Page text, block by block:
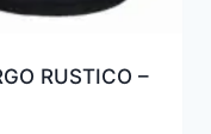
RUSTICO –